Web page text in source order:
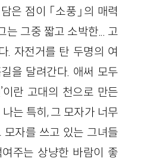
은 점이 「소풍」의 매력
는 그중 짧고 소박한... 고
. 자전거를 탄 두명의 여
을 달려간다. 애써 모두
이란 고대의 천으로 만든
는 특히, 그 모자가 너무
모자를 쓰고 있는 그녀들
주는 상냥한 바람이 좋